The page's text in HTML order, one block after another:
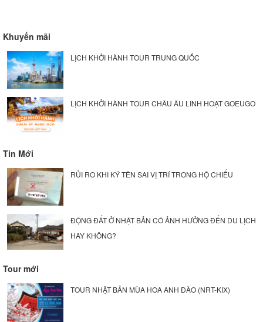
Khuyến mãi
LỊCH KHỞI HÀNH TOUR TRUNG QUỐC
LỊCH KHỞI HÀNH TOUR CHÂU ÂU LINH HOẠT GOEUGO
Tin Mới
RỦI RO KHI KÝ TÊN SAI VỊ TRÍ TRONG HỘ CHIẾU
ĐỘNG ĐẤT Ở NHẬT BẢN CÓ ẢNH HƯỞNG ĐẾN DU LỊCH
HAY KHÔNG?
Tour mới
TOUR NHẬT BẢN MÙA HOA ANH ĐÀO (NRT-KIX)